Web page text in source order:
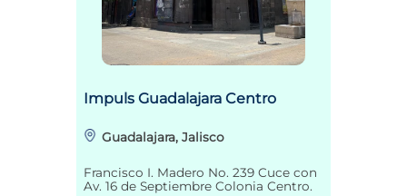
Impuls Guadalajara Centro
Guadalajara, Jalisco
Francisco I. Madero No. 239 Cuce con
Av. 16 de Septiembre Colonia Centro.